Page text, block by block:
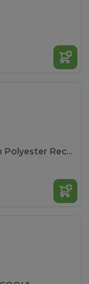
T-shirt Technique Femme en Polyester Recyclé CONTROL-DRY